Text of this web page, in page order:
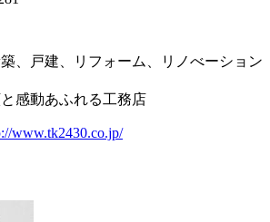
、戸建、リフォーム、リノべーション
感動あふれる工務店
www.tk2430.co.jp/